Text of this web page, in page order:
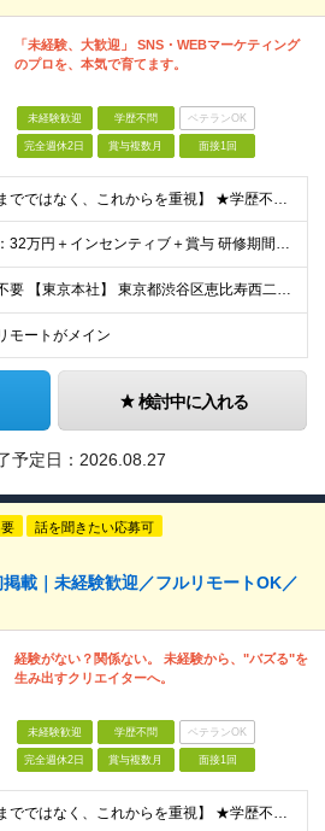
「未経験、大歓迎」 SNS・WEBマーケティング
のプロを、本気で育てます。
未経験歓迎 学歴不問 ベテランOK
完全週休2日 賞与複数月 面接1回
【今までではなく、これからを重視】 ★学歴不問 ★職種未経験歓迎 ★業種未経験歓迎 ★社会人未経験歓迎 ★第二新卒歓迎 ★ブランクOK ★動画編集・デザイン制作の勉強を独学でしている方など ※基礎的
月給：32万円＋インセンティブ＋賞与 研修期間中：月給25万円～ ＼ 頑張りはしっかり評価！ ／ 研修期間中でも、スキルの習得状況や成果に応じて月給27万円へ昇給が可能です。 【研修期間】 期
通勤不要 【東京本社】 東京都渋谷区恵比寿西二丁目8番4号 EX恵比寿西ビル5階
モートがメイン
検討中に入れる
予定日： 2026.08.27
話を聞きたい応募可
載｜未経験歓迎／フルリモートOK／
経験がない？関係ない。 未経験から、"バズる"を
生み出すクリエイターへ。
未経験歓迎 学歴不問 ベテランOK
完全週休2日 賞与複数月 面接1回
【今までではなく、これからを重視】 ★学歴不問 ★職種未経験歓迎 ★業種未経験歓迎 ★社会人未経験歓迎 ★第二新卒歓迎 ★ブランクOK ★動画編集・デザイン制作の勉強を独学でしている方など ※基礎的